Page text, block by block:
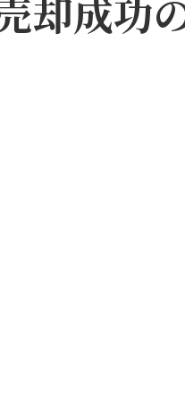
役割
売却の可能性
む顧客満足度
却成功